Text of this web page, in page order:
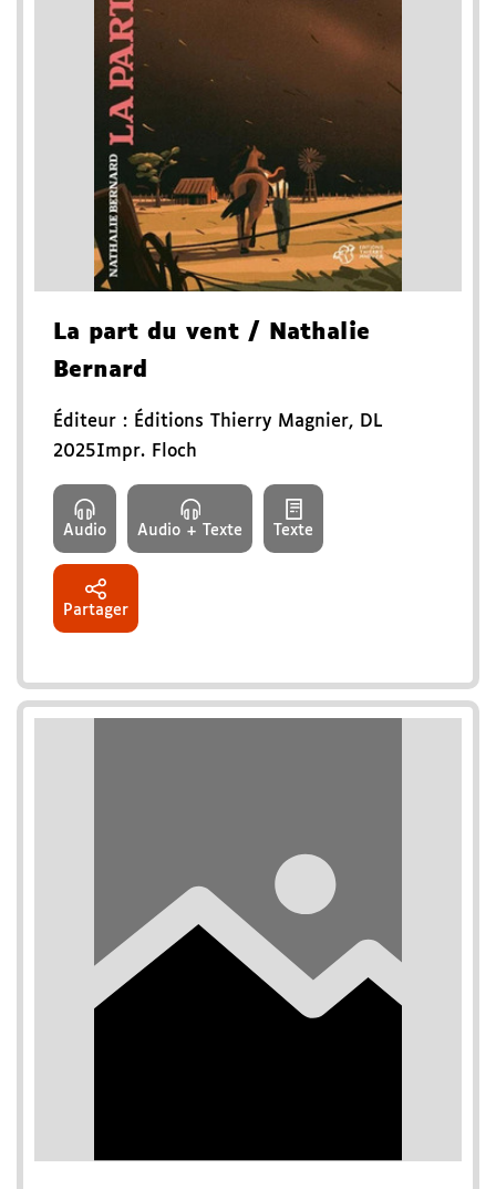
La part du vent / Nathalie
Bernard
Éditeur : Éditions Thierry Magnier, DL
2025Impr. Floch
Audio Audio + Texte Texte
Partager